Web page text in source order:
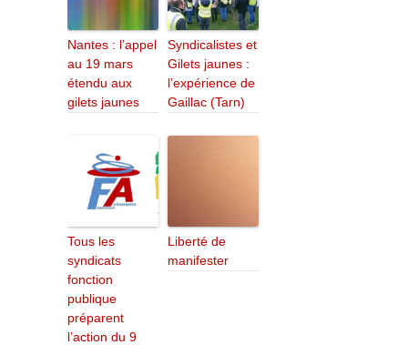
Nantes : l’appel
au 19 mars
étendu aux
gilets jaunes
Syndicalistes et
Gilets jaunes :
l’expérience de
Gaillac (Tarn)
Tous les
syndicats
fonction
publique
préparent
l’action du 9
Liberté de
manifester